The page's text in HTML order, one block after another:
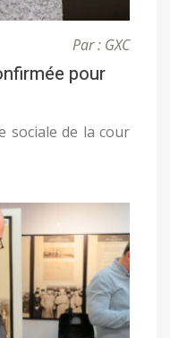
Par : GXC
pour
sociale de la cour